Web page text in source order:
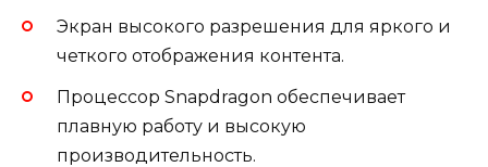
Экран высокого разрешения для яркого и
четкого отображения контента.
Процессор Snapdragon обеспечивает
плавную работу и высокую
производительность.